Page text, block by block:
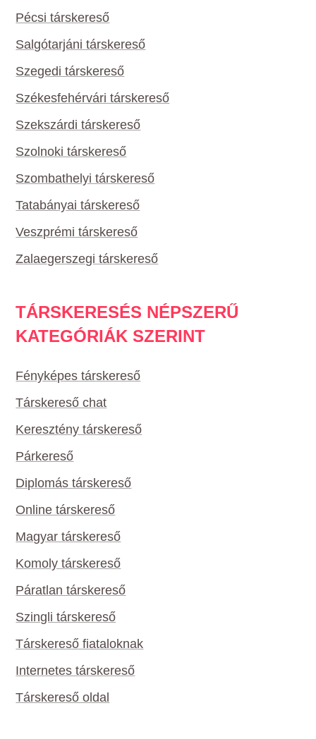
Pécsi társkereső
Salgótarjáni társkereső
Szegedi társkereső
Székesfehérvári társkereső
Szekszárdi társkereső
Szolnoki társkereső
Szombathelyi társkereső
Tatabányai társkereső
Veszprémi társkereső
Zalaegerszegi társkereső
TÁRSKERESÉS NÉPSZERŰ
KATEGÓRIÁK SZERINT
Fényképes társkereső
Társkereső chat
Keresztény társkereső
Párkereső
Diplomás társkereső
Online társkereső
Magyar társkereső
Komoly társkereső
Páratlan társkereső
Szingli társkereső
Társkereső fiataloknak
Internetes társkereső
Társkereső oldal